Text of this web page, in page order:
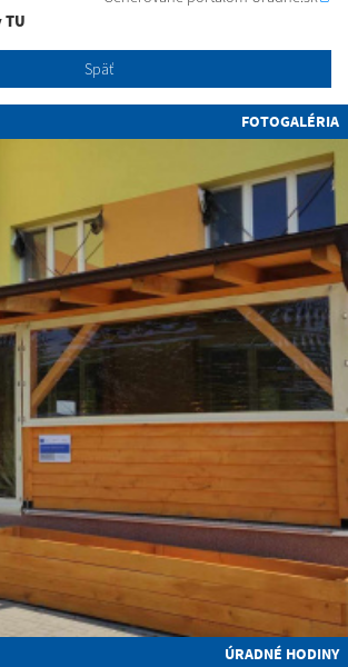
Späť
FOTOGALÉRIA
ÚRADNÉ HODINY